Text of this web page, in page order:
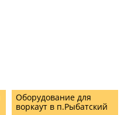
Оборудование для
воркаут в п.Рыбатский